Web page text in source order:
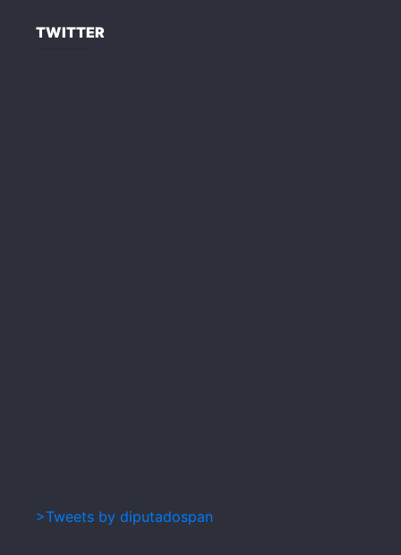
TWITTER
>Tweets by diputadospan